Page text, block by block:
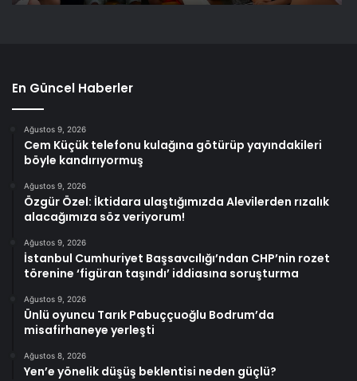
En Güncel Haberler
Ağustos 9, 2026
Cem Küçük telefonu kulağına götürüp yayındakileri
böyle kandırıyormuş
Ağustos 9, 2026
Özgür Özel: İktidara ulaştığımızda Alevilerden rızalık
alacağımıza söz veriyorum!
Ağustos 9, 2026
İstanbul Cumhuriyet Başsavcılığı’ndan CHP’nin rozet
törenine ‘figüran taşındı’ iddiasına soruşturma
Ağustos 9, 2026
Ünlü oyuncu Tarık Pabuççuoğlu Bodrum’da
misafirhaneye yerleşti
Ağustos 8, 2026
Yen’e yönelik düşüş beklentisi neden güçlü?